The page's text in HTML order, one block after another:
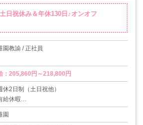
祝休み＆年休130日♪オンオフ
園教諭 / 正社員
：205,860円～218,800円
2日制（土日祝他）
休暇
末年始
児休業取得実績あり
園